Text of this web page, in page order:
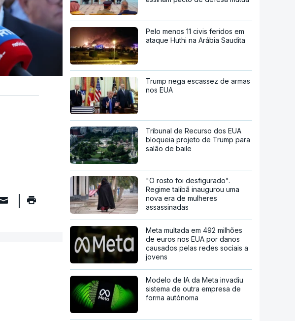
Pelo menos 11 civis feridos em
ataque Huthi na Arábia Saudita
Trump nega escassez de armas
nos EUA
Tribunal de Recurso dos EUA
bloqueia projeto de Trump para
salão de baile
"O rosto foi desfigurado".
Regime talibã inaugurou uma
nova era de mulheres
assassinadas
Meta multada em 492 milhões
de euros nos EUA por danos
causados pelas redes sociais a
jovens
Modelo de IA da Meta invadiu
sistema de outra empresa de
forma autónoma